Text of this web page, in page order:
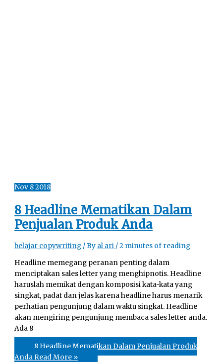
Nov 82018
8 Headline Mematikan Dalam
Penjualan Produk Anda
belajar copywriting/ By al ari/2 minutes of reading
Headline memegang peranan penting dalam
menciptakan sales letter yang menghipnotis. Headline
haruslah memikat dengan komposisi kata-kata yang
singkat, padat dan jelas karena headline harus menarik
perhatian pengunjung dalam waktu singkat. Headline
akan mengiring pengunjung membaca sales letter anda.
Ada 8
8 Headline Mematikan Dalam Penjualan Produk
Anda Read More »